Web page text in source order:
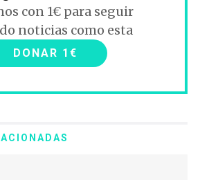
con 1€ para seguir
noticias como esta
DONAR 1€